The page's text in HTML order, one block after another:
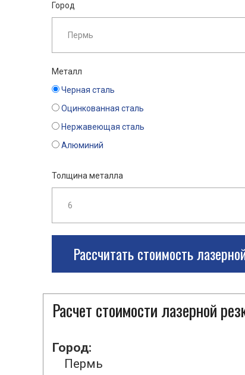
Город
Металл
Черная сталь
Оцинкованная сталь
Нержавеющая сталь
Алюминий
Толщина металла
Рассчитать стоимость
Расчет стоимости лазерной
Город:
Пермь